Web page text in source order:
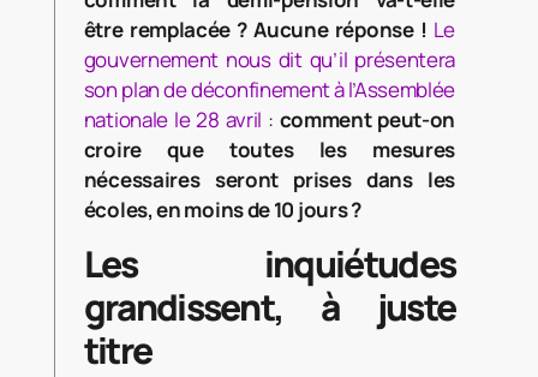
être remplacée ? Aucune réponse ! Le
gouvernement nous dit qu’il présentera
son plan de déconfinement à l’Assemblée
nationale le 28 avril : comment peut-on
croire que toutes les mesures
nécessaires seront prises dans les
écoles, en moins de 10 jours ?
Les inquiétudes
grandissent, à juste
titre